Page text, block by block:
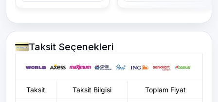
Taksit Seçenekleri
Taksit Taksit Bilgisi Toplam Fiyat